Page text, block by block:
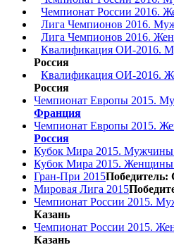
Чемпионат России 2016.
Лига Чемпионов 2016.
Лига Чемпионов 2016.
Квалификация ОИ-2016.
Россия
Квалификация ОИ-2016.
Россия
Чемпионат Европы 2015.
Франция
Чемпионат Европы 2015.
Россия
Кубок Мира 2015.
Кубок Мира 2015.
Гран-При 2015
Мировая Лига 2015
Чемпионат России 2015.
Казань
Чемпионат России 2015.
Казань